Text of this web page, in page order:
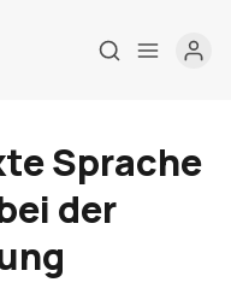
Home
mich
Sprache
der